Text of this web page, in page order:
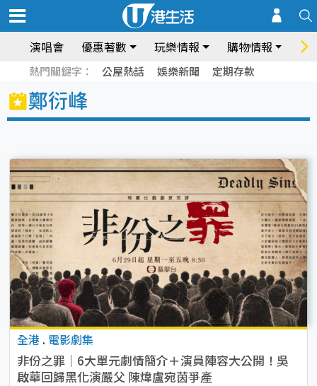
演唱會 優惠著數 玩樂情報 購物情報 飲
熱門關鍵字： 公屋熱話 娛樂新聞 定期存款
鄭衍峰
全港 . 電影劇集
非份之罪｜6大單元劇情簡介＋演員陣容大公開！吳
啟華回歸黑化演嚴父 陳煒盧宛茵爭產